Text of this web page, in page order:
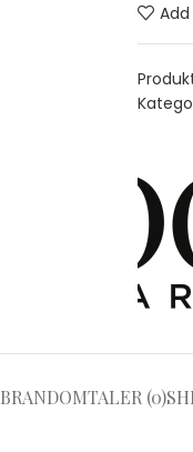
BRANDOMTALER (0)